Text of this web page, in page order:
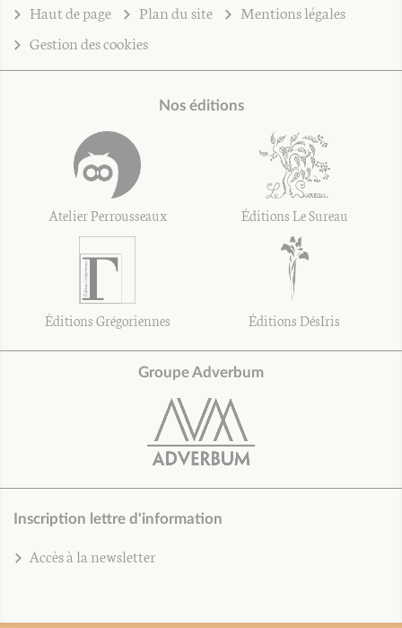
Haut de page Plan du site
Mentions légales
Gestion des cookies
Nos éditions
Atelier Perrousseaux Éditions Le Sureau
Éditions Grégoriennes Éditions DésIris
Groupe Adverbum
Inscription lettre d'information
Accès à la newsletter